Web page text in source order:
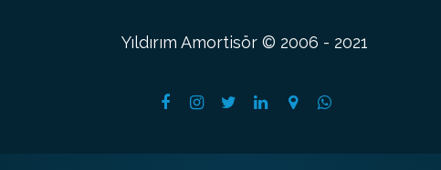
Yıldırım Amortisör © 2006 - 2021